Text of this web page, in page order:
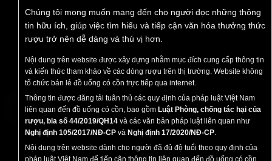
Chúng tôi mong muốn mang đến cho người đọc những thông
tin hữu ích, giúp việc tìm hiểu và tiếp cận văn hóa thưởng thức
rượu trở nên dễ dàng và thú vị hơn.
Nội dung trên website được xây dựng nhằm mục đích cung cấp thông tin
và kiến thức tham khảo về các dòng rượu trên thị trường. Website không
tổ chức bán lẻ đồ uống có cồn trực tiếp qua internet.
Thông tin được đăng tải tuân thủ các quy định của pháp luật Việt Nam
liên quan đến đồ uống có cồn, bao gồm Luật Phòng, chống tác hại của
rượu, bia số 44/2019/QH14 và các văn bản pháp luật liên quan như
Nghị định 105/2017/NĐ-CP và Nghị định 17/2020/NĐ-CP
Nội dung trên website dành cho người đã đủ độ tuổi theo quy định của
pháp luật Việt Nam để tiếp cận thông tin liên quan đến đồ uống có cồn.